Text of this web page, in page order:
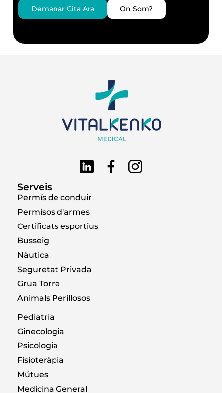
Demanar Cita Ara On Som?
Serveis
Permís de conduir
Permisos d'armes
Certificats esportius
Busseig
Nàutica
Seguretat Privada
Grua Torre
Animals Perillosos
Pediatria
Ginecologia
Psicologia
Fisioteràpia
Mútues
Medicina General